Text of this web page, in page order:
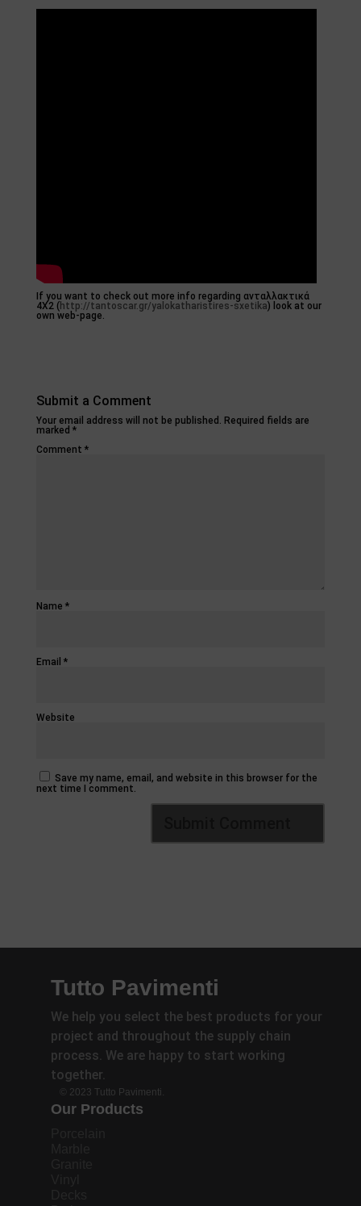
If you want to check out more info regarding ανταλλακτικά
4Χ2 ( http://tantoscar.gr/yalokatharistires-sxetika) look at our
own web-page.
Submit a Comment
Your email address will not be published. Required fields are
marked *
Comment *
Name *
Email *
Website
Save my name, email, and website in this browser for the
next time I comment.
Tutto Pavimenti
We help you select the best products for your
project and throughout the supply chain
process. We are happy to start working
together.
© 2023 Tutto Pavimenti.
Our Products